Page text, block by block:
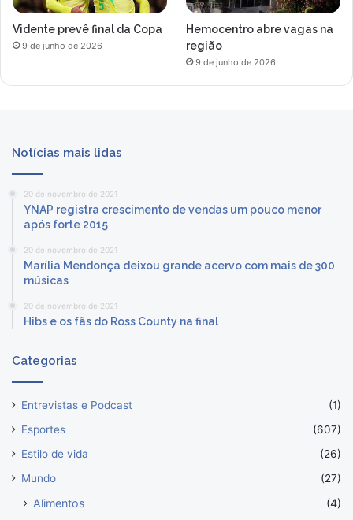
Vidente prevê final da Copa
9 de junho de 2026
Hemocentro abre vagas na
região
9 de junho de 2026
Notícias mais lidas
20 de novembro de 2021
YNAP registra crescimento de vendas um pouco menor
após forte 2015
20 de novembro de 2021
Marília Mendonça deixou grande acervo com mais de 300
músicas
20 de novembro de 2021
Hibs e os fãs do Ross County na final
Categorias
Entrevistas e Podcast
(1)
Esportes
(607)
Estilo de vida
(26)
Mundo
(27)
Alimentos
(4)